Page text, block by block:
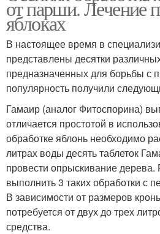
от парши. Лечение
яблоках
В настоящее время в
представлены десятки
предназначенных для борьбы
популярность получили
Гамаир (аналог Фитоспорина)
отличается простотой в
обработке яблонь необходимо
литрах воды десять таблеток
провести опрыскивание дерева.
выполнить 3 таких обработки с
В зависимости от размеров
потребуется от двух до трех
средства.